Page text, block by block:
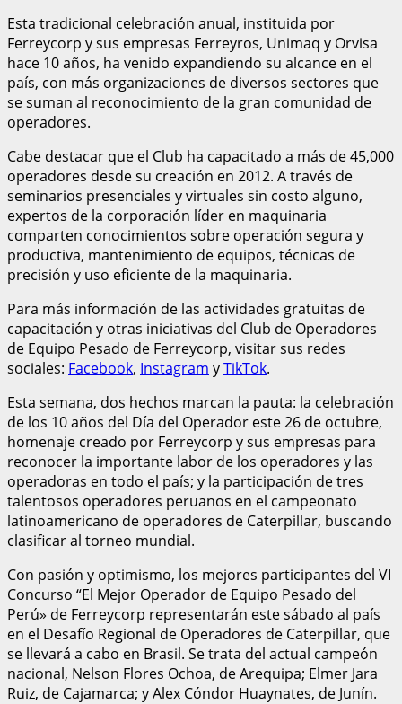
Esta tradicional celebración anual, instituida por
Ferreycorp y sus empresas Ferreyros, Unimaq y Orvisa
hace 10 años, ha venido expandiendo su alcance en el
país, con más organizaciones de diversos sectores que
se suman al reconocimiento de la gran comunidad de
operadores.
Cabe destacar que el Club ha capacitado a más de 45,000
operadores desde su creación en 2012. A través de
seminarios presenciales y virtuales sin costo alguno,
expertos de la corporación líder en maquinaria
comparten conocimientos sobre operación segura y
productiva, mantenimiento de equipos, técnicas de
precisión y uso eficiente de la maquinaria.
Para más información de las actividades gratuitas de
capacitación y otras iniciativas del Club de Operadores
de Equipo Pesado de Ferreycorp, visitar sus redes
sociales: Facebook, Instagram yTikTok.
Esta semana, dos hechos marcan la pauta: la celebración
de los 10 años del Día del Operador este 26 de octubre,
homenaje creado por Ferreycorp y sus empresas para
reconocer la importante labor de los operadores y las
operadoras en todo el país; y la participación de tres
talentosos operadores peruanos en el campeonato
latinoamericano de operadores de Caterpillar, buscando
clasificar al torneo mundial.
Con pasión y optimismo, los mejores participantes del VI
Concurso “El Mejor Operador de Equipo Pesado del
Perú» de Ferreycorp representarán este sábado al país
en el Desafío Regional de Operadores de Caterpillar, que
se llevará a cabo en Brasil. Se trata del actual campeón
nacional, Nelson Flores Ochoa, de Arequipa; Elmer Jara
Ruiz, de Cajamarca; y Alex Cóndor Huaynates, de Junín.